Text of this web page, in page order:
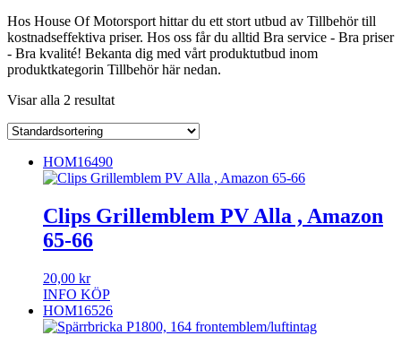
Hos House Of Motorsport hittar du ett stort utbud av Tillbehör till
kostnadseffektiva priser. Hos oss får du alltid Bra service - Bra priser
- Bra kvalité! Bekanta dig med vårt produktutbud inom
produktkategorin Tillbehör här nedan.
Visar alla 2 resultat
HOM16490
Clips Grillemblem PV Alla , Amazon
65-66
20,00 kr
INFO KÖP
HOM16526